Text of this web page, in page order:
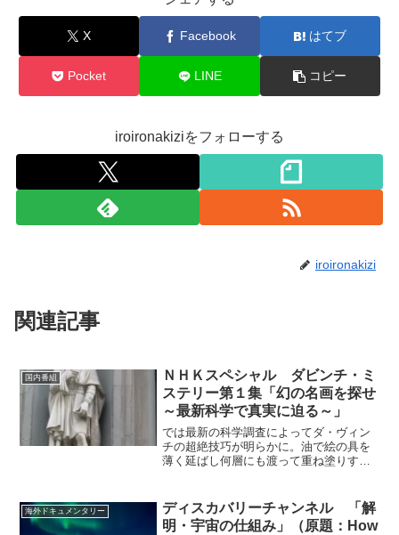
X Facebook はてブ
Pocket LINE コピー
iroironakiziをフォローする
iroironakizi
関連記事
国内番組
ＮＨＫスペシャル ダビンチ・ミ
ステリー第１集「幻の名画を探せ
～最新科学で真実に迫る～」
では最新の科学調査によってダ・ヴィン
チの超絶技巧が明らかに。油で絵の具を
薄く延ばし何層にも渡って重ね塗りする
に何層も絵の具を塗っているダ・ヴィン
チの絵はX線を通さず何...
海外ドキュメンタリー
ディスカバリーチャンネル 「解
明・宇宙の仕組み」（原題：How